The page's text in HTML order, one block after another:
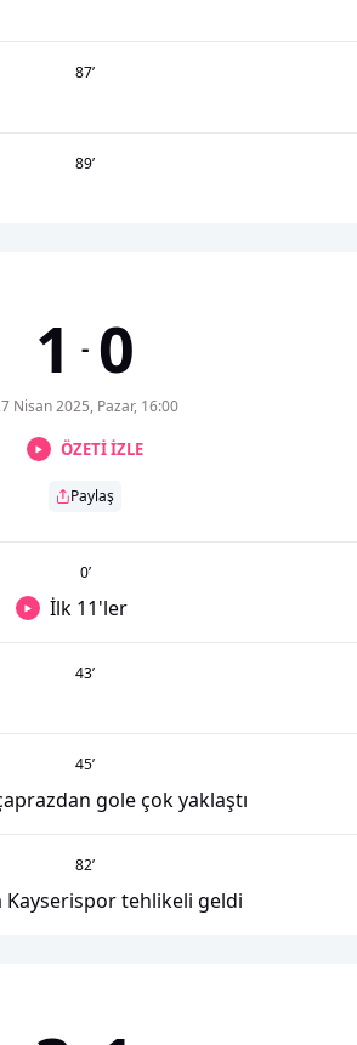
87’
89’
1 - 0
Nisan 2025, Pazar, 16:00
ÖZETİ İZLE
Paylaş
0’
İlk 11'ler
43’
45’
gole çok yaklaştı
82’
Kayserispor tehlikeli geldi